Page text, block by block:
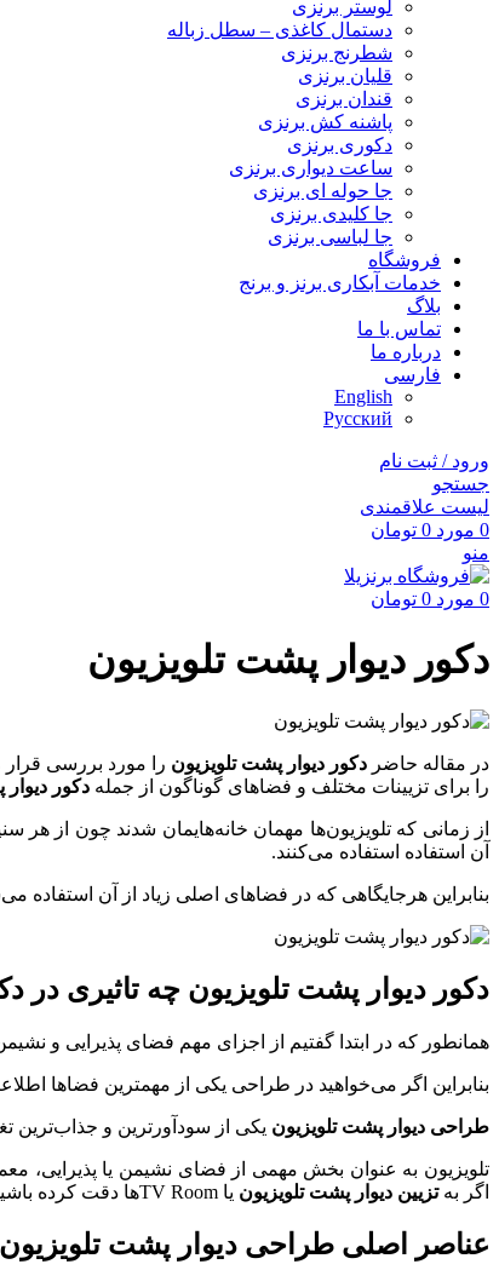
لوستر برنزی
دستمال کاغذی – سطل زباله
شطرنج برنزی
قلیان برنزی
قندان برنزی
پاشنه کش برنزی
دکوری برنزی
ساعت دیواری برنزی
جا حوله ای برنزی
جا کلیدی برنزی
جا لباسی برنزی
فروشگاه
خدمات آبکاری برنز و برنج
بلاگ
تماس با ما
درباره ما
فارسی
English
Русский
ورود / ثبت نام
جستجو
لیست علاقمندی
0 مورد 0 تومان
منو
0 مورد 0 تومان
دکور دیوار پشت تلویزیون
در مقاله حاضردکور دیوار پشت تلویزیون را مورد بررسی
را برای تزیینات مختلف و فضاهای گوناگون از جمله دکور
از زمانی که تلویزیون‌ها مهمان خانه‌هایمان شدند چون از هر
آن استفاده استفاده می‌کنند.
بنابراین هرجایگاهی که در فضاهای اصلی زیاد از آن
دکور دیوار پشت تلویزیون چه تاثیری در
همانطور که در ابتدا گفتیم از اجزای مهم فضای پذیرایی و
بنابراین اگر می‌خواهید در طراحی یکی از مهمترین فضاها
طراحی دیوار پشت تلویزیون یکی از سودآورترین و جذاب‌ترین
تلویزیون به عنوان بخش مهمی از فضای نشیمن یا پذیرایی،
اگر بهتزیین دیوار پشت تلویزیون یا TV Room‌ها دقت کرده باشید، با ایجاد تغییراتی می‌توانید خانه‌ای زیبا و اکتیو سازماندهی کنید.
عناصر اصلی طراحی دیوار پشت تلویزیون